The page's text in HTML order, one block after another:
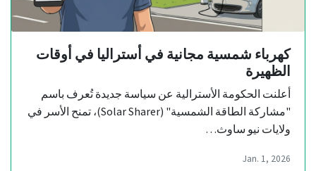
كهرباء شمسية مجانية في أستراليا في أوقات
الظهيرة
أعلنت الحكومة الأسترالية عن سياسة جديدة تُعرف باسم
"مشاركة الطاقة الشمسية" (Solar Sharer)، تمنح الأسر في
ولايات نيو ساوث…
Jan. 1, 2026